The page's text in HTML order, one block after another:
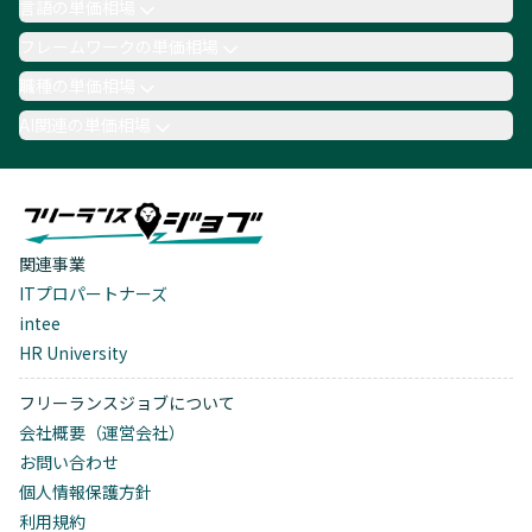
職種の単価相場
AI関連の単価相場
関連事業
ITプロパートナーズ
intee
HR University
フリーランスジョブについて
会社概要（運営会社）
お問い合わせ
個人情報保護方針
利用規約